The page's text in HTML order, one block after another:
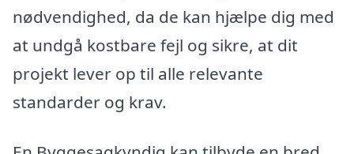
nødvendighed, da de kan hjælpe dig med
at undgå kostbare fejl og sikre, at dit
projekt lever op til alle relevante
standarder og krav.